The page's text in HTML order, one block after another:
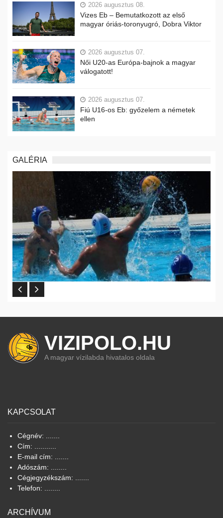
2026 augusztus 08.
Vizes Eb – Bemutatkozott az első
magyar óriás-toronyugró, Dobra Viktor
2026 augusztus 07.
Női U20-as Európa-bajnok a magyar
válogatott!
2026 augusztus 07.
Fiú U16-os Eb: győzelem a németek
ellen
GALÉRIA
VIZIPOLO.HU
A magyar vízilabda hivatalos oldala
KAPCSOLAT
Cégnév: .......
Cím: ...........
E-mail cím: .......
Adószám: ........
Cégjegyzékszám: .......
Telefon: ........
ARCHÍVUM